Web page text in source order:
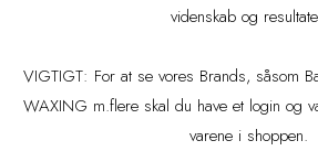
videnskab og
VIGTIGT: For at se vores Brands, såsom
WAXING m.flere skal du have et login og
varene i shoppen.